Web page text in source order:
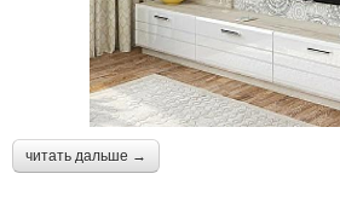
читать дальше →